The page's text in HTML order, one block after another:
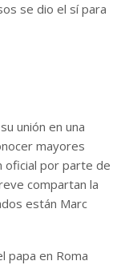
se dio el sí para
unión en una
mayores
oficial por parte de
compartan la
están Marc
papa en Roma